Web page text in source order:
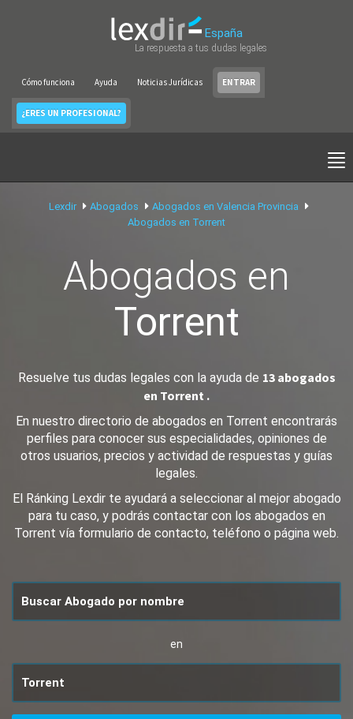
España
La respuesta a tus dudas legales
Cómo funciona Ayuda Noticias Jurídicas ENTRAR
¿ERES UN PROFESIONAL?
Lexdir Abogados
Abogados en Valencia Provincia
Abogados en Torrent
Abogados en
Torrent
Resuelve tus dudas legales con la ayuda de 13 abogados
en Torrent .
En nuestro directorio de abogados en Torrent encontrarás
perfiles para conocer sus especialidades, opiniones de
otros usuarios, precios y actividad de respuestas y guías
legales.
El Ránking Lexdir te ayudará a seleccionar al mejor abogado
para tu caso, y podrás contactar con los abogados en
Torrent vía formulario de contacto, teléfono o página web.
en